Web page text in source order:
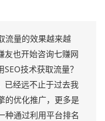
流量的效果越来越
友也开始咨询七赚网
技术获取流量？
已经远不止于过去我
的优化推广，更多是
种通过利用平台排名